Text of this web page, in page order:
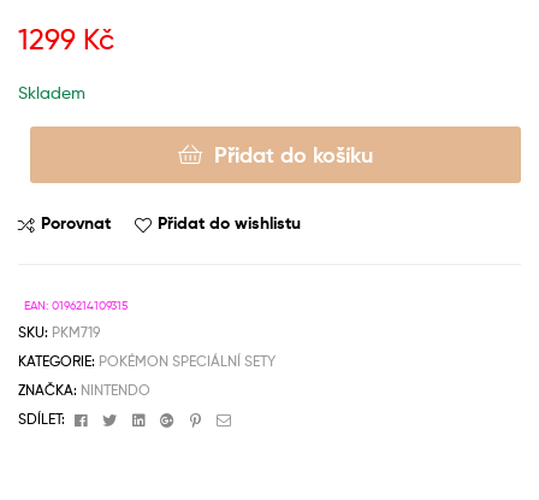
1299 Kč
Skladem
Přidat do košíku
Porovnat Přidat do wishlistu
EAN: 0196214109315
SKU: PKM719
KATEGORIE: POKÉMON SPECIÁLNÍ SETY
ZNAČKA: NINTENDO
SDÍLET:
FacebookTwitterLinkedinGoogle+Pinterest
Email